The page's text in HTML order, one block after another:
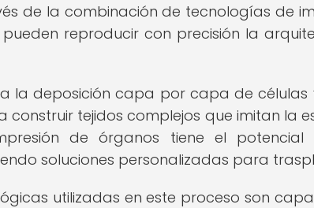
de la combinación de tecnologías de
reproducir con precisión la
la deposición capa por capa de células
construir tejidos complejos que imitan la
de órganos tiene el
soluciones personalizadas para
utilizadas en este proceso son